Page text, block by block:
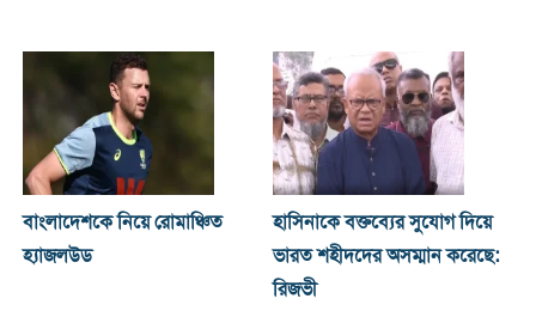
বাংলাদেশকে নিয়ে রোমাঞ্চিত
হ্যাজলউড
হাসিনাকে বক্তব্যের সুযোগ দিয়ে
ভারত শহীদদের অসম্মান করেছে:
রিজভী